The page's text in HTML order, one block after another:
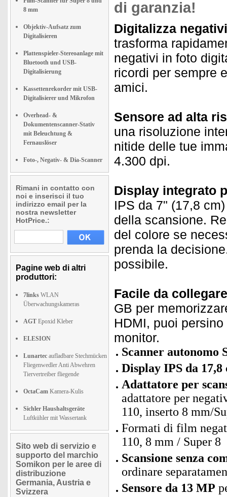
8 mm
Objektiv-Aufsatz zum
Digitalisieren
Plattenspieler-Stereoanlage mit
Bluetooth und USB-
Digitalisierung
Kassettenrekorder mit USB-
Digitalisierer und Mikrofon
Overhead- &
Dokumentenscanner-Stativ
mit Beleuchtung &
Fernauslöser
Foto-, Negativ- & Dia-Scanner
Rimani in contatto con
noi e inserisci il tuo
indirizzo email per la
nostra newsletter
HotPrice.:
Pagine web di altri
produttori:
7links WLAN
Überwachungskameras
AGT Epoxid Kleber
ELESION
Lunartec aufladbare Stechmücken
Fliegenwedler Anti Abwehren
Tiervertreiber fliegende
OctaCam Kamera-Kulis
Sichler Haushaltsgeräte
Luftkühler mit Wassertank
Sito web di servizio e
supporto del marchio
Somikon per le aree di
distribuzione
Germania, Austria e
Svizzera
di garanzia!
Digitalizza
trasforma
negativi in foto
ricordi per sempre
amici.
Sensore ad alta
una risoluzione
nitide delle tue
4.300 dpi.
Display integrato
IPS da 7" (17,8
della scansione.
del colore se
prenda la
possibile.
Facile da
GB per
HDMI, puoi
monitor.
Scanner autonomo
Display IPS da
Adattatore per
adattatore per
110, inserto 8 mm/
Formati di film
110, 8 mm / Super 8
Scansione senza
ordinare
Sensore da 13 MP